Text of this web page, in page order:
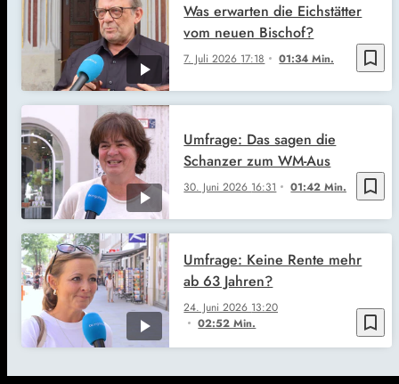
bookmark_border
7. Juli 2026 17:18 01:34 Min.
Was erwarten die Eichstätter
vom neuen Bischof?
bookmark_border
30. Juni 2026 16:31 01:42 Min.
Umfrage: Das sagen die
Schanzer zum WM-Aus
bookmark_border
24. Juni 2026 13:20
02:52 Min.
Umfrage: Keine Rente mehr
ab 63 Jahren?